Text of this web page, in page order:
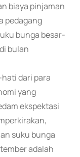
biaya pinjaman
pedagang
bunga besar-
bulan
dari para
yang
ekspektasi
suku bunga
adalah